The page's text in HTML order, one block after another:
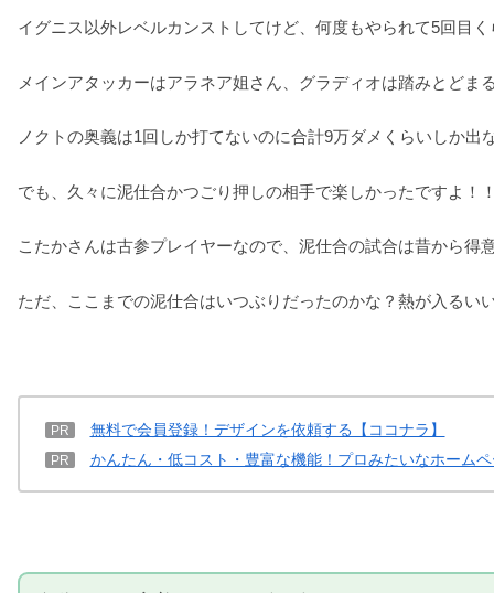
イグニス以外レベルカンストしてけど、何度もやられて5回目
メインアタッカーはアラネア姐さん、グラディオは踏みとどま
ノクトの奥義は1回しか打てないのに合計9万ダメくらいしか
でも、久々に泥仕合かつごり押しの相手で楽しかったですよ！
こたかさんは古参プレイヤーなので、泥仕合の試合は昔から得
ただ、ここまでの泥仕合はいつぶりだったのかな？熱が入るい
PR 無料で会員登録！デザインを依頼する【ココナラ】
PR かんたん・低コスト・豊富な機能！プロみたいなホーム